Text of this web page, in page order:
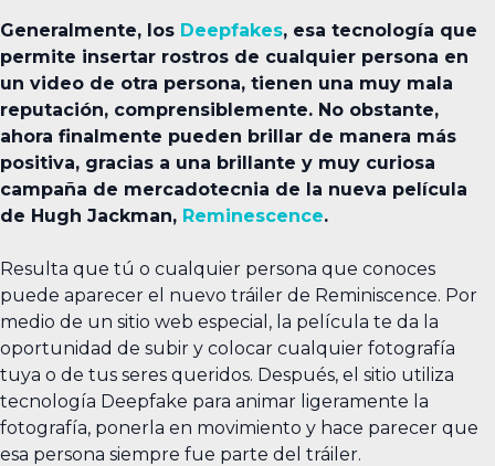
Generalmente, los Deepfakes, esa tecnología que
permite insertar rostros de cualquier persona en
un video de otra persona, tienen una muy mala
reputación, comprensiblemente. No obstante,
ahora finalmente pueden brillar de manera más
positiva, gracias a una brillante y muy curiosa
campaña de mercadotecnia de la nueva película
de Hugh Jackman, Reminescence.
Resulta que tú o cualquier persona que conoces
puede aparecer el nuevo tráiler de Reminiscence. Por
medio de un sitio web especial, la película te da la
oportunidad de subir y colocar cualquier fotografía
tuya o de tus seres queridos. Después, el sitio utiliza
tecnología Deepfake para animar ligeramente la
fotografía, ponerla en movimiento y hace parecer que
esa persona siempre fue parte del tráiler.